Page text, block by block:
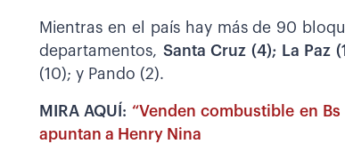
Mientras en el país hay más de 90
departamentos, Santa Cruz (4); La Paz
(10); y Pando (2).
MIRA AQUÍ: “Venden combustible en
apuntan a Henry Nina